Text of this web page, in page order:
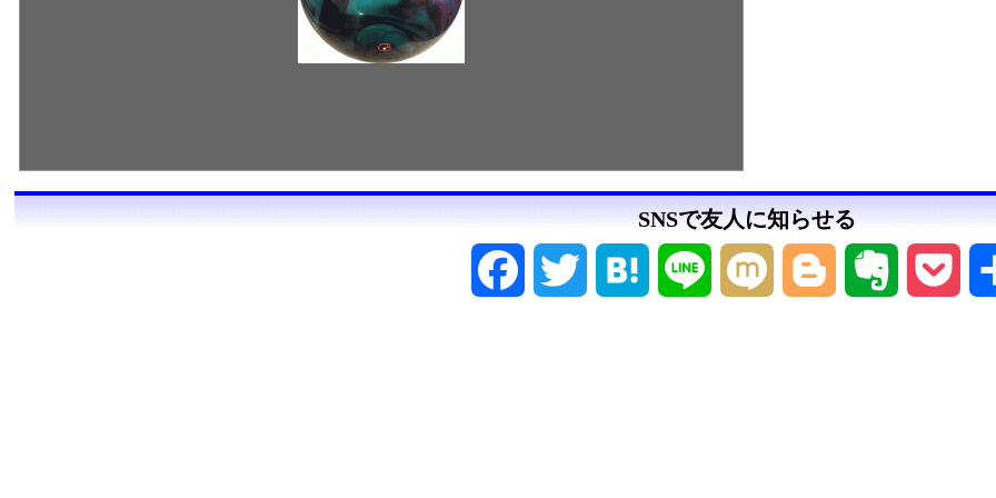
SNSで友人に知らせる
Facebook Twitter Hatena Line Mixi Blogger Evernote